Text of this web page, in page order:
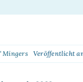
Mingers Veröffentlicht